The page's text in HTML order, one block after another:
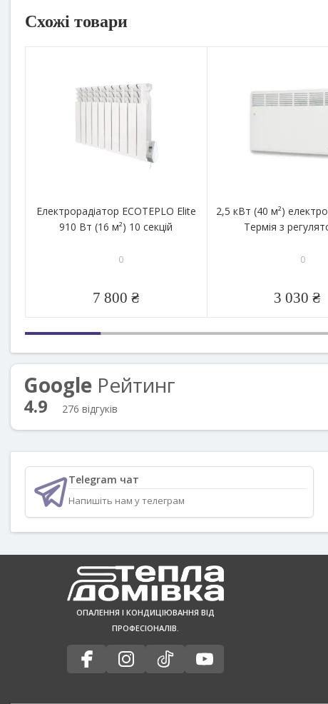
Схожі товари
Електрорадіатор ECOTEPLO Elite
910 Вт (16 м²) 10 секцій
0
7 800 ₴
2,5 кВт (40 м²)
Термія з
0
3 030 ₴
Google Рейтинг
4.9 276 відгуків
Telegram чат
Напишіть нам у телеграм
ОПАЛЕННЯ І КОНДИЦІЮВАННЯ ВІД
ПРОФЕСІОНАЛІВ.